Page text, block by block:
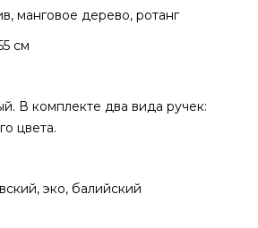
манговое дерево, ротанг
см
В комплекте два вида ручек:
цвета.
эко, балийский